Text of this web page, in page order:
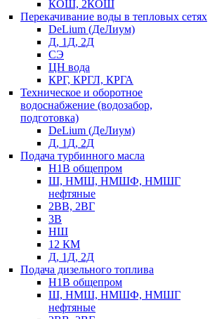
КОШ, 2КОШ
Перекачивание воды в тепловых сетях
DeLium (ДеЛиум)
Д, 1Д, 2Д
СЭ
ЦН вода
КРГ, КРГЛ, КРГА
Техническое и оборотное
водоснабжение (водозабор,
подготовка)
DeLium (ДеЛиум)
Д, 1Д, 2Д
Подача турбинного масла
Н1В общепром
Ш, НМШ, НМШФ, НМШГ
нефтяные
2ВВ, 2ВГ
3В
НШ
12 КМ
Д, 1Д, 2Д
Подача дизельного топлива
Н1В общепром
Ш, НМШ, НМШФ, НМШГ
нефтяные